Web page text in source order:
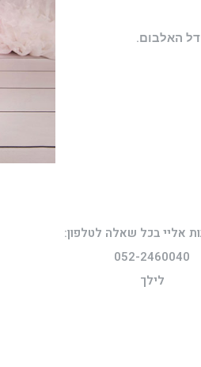
האלבום.
אליי בכל שאלה לטלפון:
052-2460040
לילך